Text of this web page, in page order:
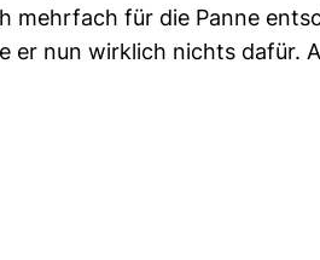
mehrfach für die Panne
nun wirklich nichts dafür.